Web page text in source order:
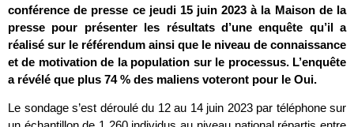
conférence de presse ce jeudi 15 juin 2023 à la Maison de la
presse pour présenter les résultats d’une enquête qu’il a
réalisé sur le référendum ainsi que le niveau de connaissance
et de motivation de la population sur le processus. L’enquête
a révélé que plus 74 % des maliens voteront pour le Oui.
Le sondage s’est déroulé du 12 au 14 juin 2023 par téléphone sur